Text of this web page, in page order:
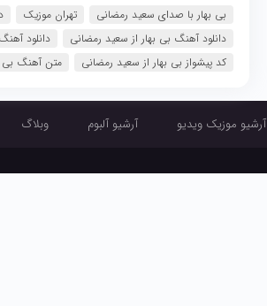
بی بهار با صدای سعید رمضانی
تهران موزیک
دانلود آهنگ بی بهار از سعید رمضانی
دانلود
کد پیشواز بی بهار از سعید رمضانی
متن آهنگ بی
آرشیو موزیک ویدیو آرشیو آلبوم وبلاگ